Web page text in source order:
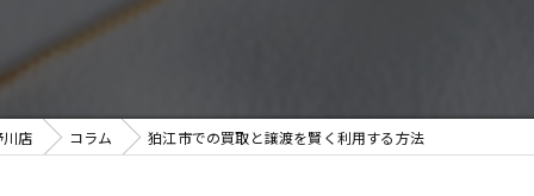
ネックレス
店 コラム 狛江市での買取と譲渡を賢く利用する方法